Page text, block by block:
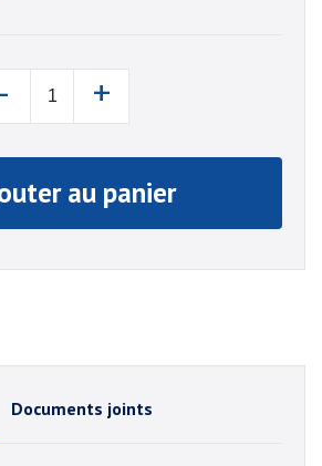
- +
au panier
Documents joints